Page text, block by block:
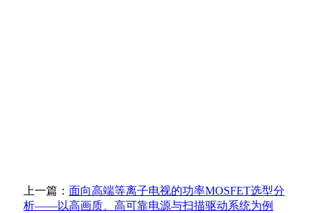
上一篇： 面向高端等离子电视的功率MOSFET选型分
析——以高画质、高可靠电源与扫描驱动系统为例